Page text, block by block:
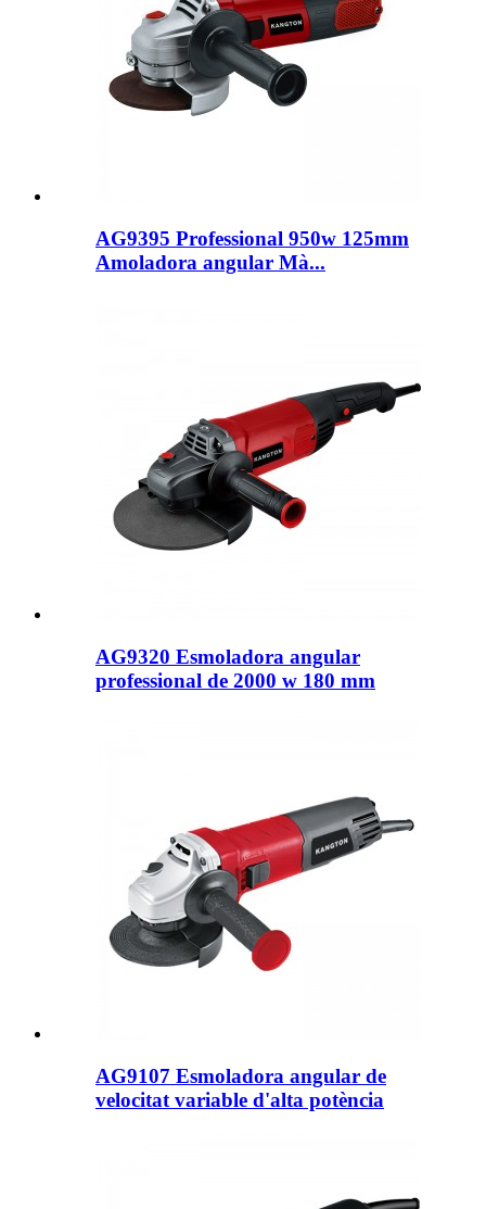
AG9395 Professional 950w 125mm
Amoladora angular Mà...
AG9320 Esmoladora angular
professional de 2000 w 180 mm
AG9107 Esmoladora angular de
velocitat variable d'alta potència